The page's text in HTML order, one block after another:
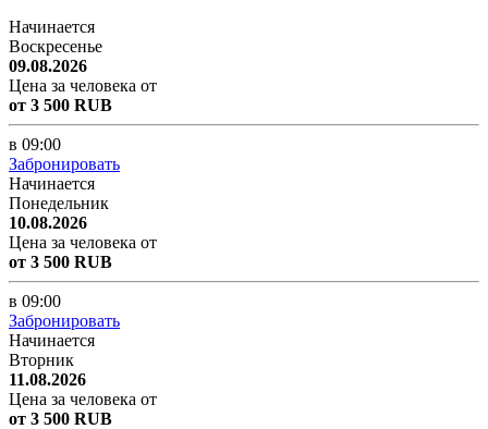
Начинается
Воскресенье
09.08.2026
Цена за человека от
от 3 500 RUB
в 09:00
Забронировать
Начинается
Понедельник
10.08.2026
Цена за человека от
от 3 500 RUB
в 09:00
Забронировать
Начинается
Вторник
11.08.2026
Цена за человека от
от 3 500 RUB